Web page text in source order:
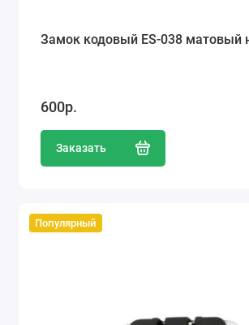
Замок кодовый ES-038 матовый
600р.
Заказать
Популярный